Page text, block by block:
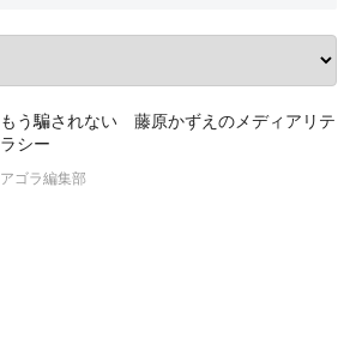
もう騙されない 藤原かずえのメディアリテ
ラシー
アゴラ編集部